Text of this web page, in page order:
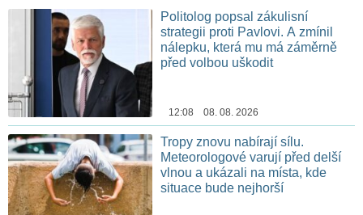
Politolog popsal zákulisní
strategii proti Pavlovi. A zmínil
nálepku, která mu má záměrně
před volbou uškodit
12:08 08. 08. 2026
Tropy znovu nabírají sílu.
Meteorologové varují před delší
vlnou a ukázali na místa, kde
situace bude nejhorší